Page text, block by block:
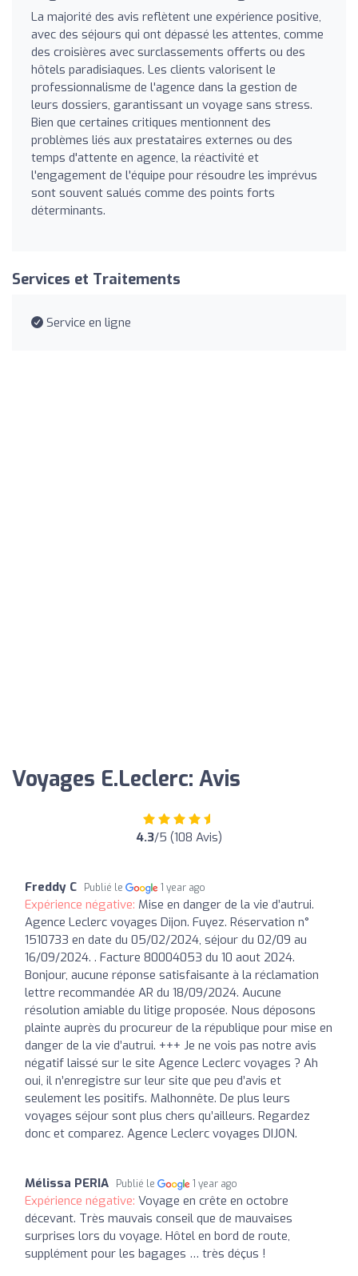
La majorité des avis reflètent une expérience positive,
avec des séjours qui ont dépassé les attentes, comme
des croisières avec surclassements offerts ou des
hôtels paradisiaques. Les clients valorisent le
professionnalisme de l'agence dans la gestion de
leurs dossiers, garantissant un voyage sans stress.
Bien que certaines critiques mentionnent des
problèmes liés aux prestataires externes ou des
temps d'attente en agence, la réactivité et
l'engagement de l'équipe pour résoudre les imprévus
sont souvent salués comme des points forts
déterminants.
Services et Traitements
Service en ligne
Voyages E.Leclerc: Avis
4.3/5 (108 Avis)
Freddy C Publié le 1 year ago
Expérience négative: Mise en danger de la vie d’autrui.
Agence Leclerc voyages Dijon. Fuyez. Réservation n°
1510733 en date du 05/02/2024, séjour du 02/09 au
16/09/2024. . Facture 80004053 du 10 aout 2024.
Bonjour, aucune réponse satisfaisante à la réclamation
lettre recommandée AR du 18/09/2024. Aucune
résolution amiable du litige proposée. Nous déposons
plainte auprès du procureur de la république pour mise en
danger de la vie d’autrui. +++ Je ne vois pas notre avis
négatif laissé sur le site Agence Leclerc voyages ? Ah
oui, il n’enregistre sur leur site que peu d’avis et
seulement les positifs. Malhonnête. De plus leurs
voyages séjour sont plus chers qu’ailleurs. Regardez
donc et comparez. Agence Leclerc voyages DIJON.
Mélissa PERIA Publié le 1 year ago
Expérience négative: Voyage en crête en octobre
décevant. Très mauvais conseil que de mauvaises
surprises lors du voyage. Hôtel en bord de route,
supplément pour les bagages … très déçus !